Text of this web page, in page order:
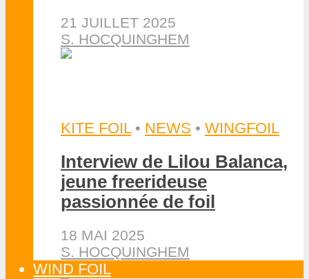
21 JUILLET 2025
S. HOCQUINGHEM
KITE FOIL • NEWS • WINGFOIL
Interview de Lilou Balanca,
jeune freerideuse
passionnée de foil
18 MAI 2025
S. HOCQUINGHEM
WIND FOIL